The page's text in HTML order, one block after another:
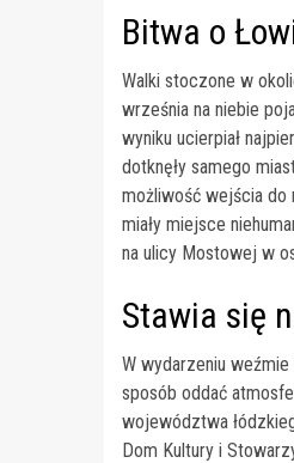
Bitwa o
Walki stoczone w
września na niebie
wyniku ucierpiał
dotknęły samego
możliwość wejścia do
miały miejsce
na ulicy Mostowej w
Stawia się
W wydarzeniu
sposób oddać
województwa
Dom Kultury i